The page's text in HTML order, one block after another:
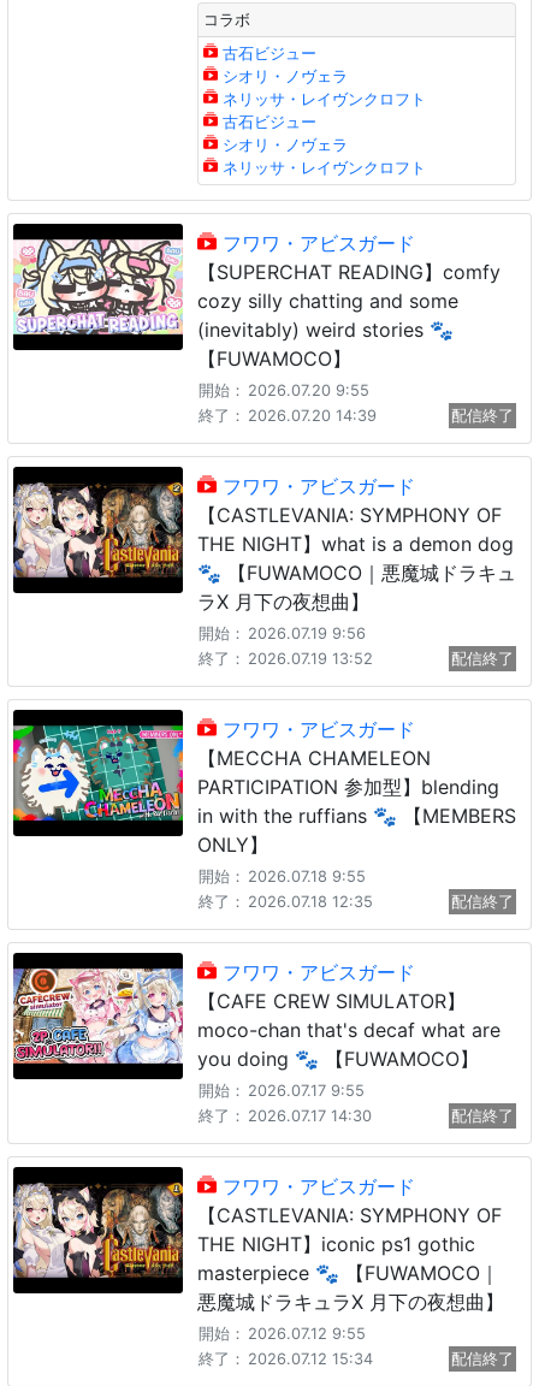
コラボ
古石ビジュー
シオリ・ノヴェラ
ネリッサ・レイヴンクロフト
古石ビジュー
シオリ・ノヴェラ
ネリッサ・レイヴンクロフト
フワワ・アビスガード
【SUPERCHAT READING】comfy
cozy silly chatting and some
(inevitably) weird stories 🐾
【FUWAMOCO】
開始： 2026.07.20 9:55
終了： 2026.07.20 14:39 配信終了
フワワ・アビスガード
【CASTLEVANIA: SYMPHONY OF
THE NIGHT】what is a demon dog
🐾 【FUWAMOCO｜悪魔城ドラキュ
ラX 月下の夜想曲】
開始： 2026.07.19 9:56
終了： 2026.07.19 13:52 配信終了
フワワ・アビスガード
【MECCHA CHAMELEON
PARTICIPATION 参加型】blending
in with the ruffians 🐾 【MEMBERS
ONLY】
開始： 2026.07.18 9:55
終了： 2026.07.18 12:35 配信終了
フワワ・アビスガード
【CAFE CREW SIMULATOR】
moco-chan that's decaf what are
you doing 🐾 【FUWAMOCO】
開始： 2026.07.17 9:55
終了： 2026.07.17 14:30 配信終了
フワワ・アビスガード
【CASTLEVANIA: SYMPHONY OF
THE NIGHT】iconic ps1 gothic
masterpiece 🐾 【FUWAMOCO｜
悪魔城ドラキュラX 月下の夜想曲】
開始： 2026.07.12 9:55
終了： 2026.07.12 15:34 配信終了